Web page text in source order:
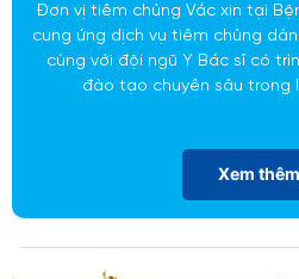
Đơn vị tiêm chủng Vắc xin tại
cung ứng dịch vụ tiêm chủng
cùng với đội ngũ Y Bác sĩ có
đào tạo chuyên sâu trong
Xem thêm